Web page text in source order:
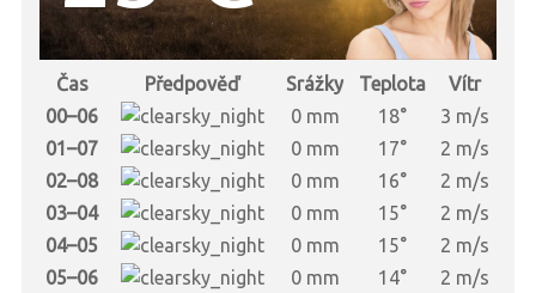
Čas Předpověď Srážky Teplota
Vítr
00–06
0 mm 18°
3 m/s
01–07
0 mm 17°
2 m/s
02–08
0 mm 16°
2 m/s
03–04
0 mm 15°
2 m/s
04–05
0 mm 15°
2 m/s
05–06
0 mm 14°
2 m/s